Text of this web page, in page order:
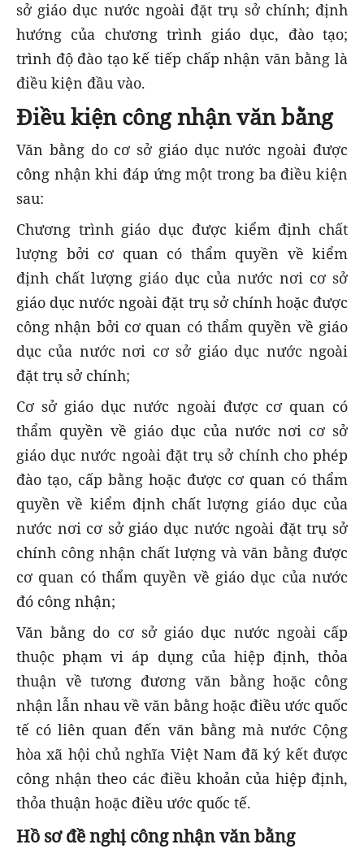
sở giáo dục nước ngoài đặt trụ sở chính; định
hướng của chương trình giáo dục, đào tạo;
trình độ đào tạo kế tiếp chấp nhận văn bằng là
điều kiện đầu vào.
Điều kiện công nhận văn bằng
Văn bằng do cơ sở giáo dục nước ngoài được
công nhận khi đáp ứng một trong ba điều kiện
sau:
Chương trình giáo dục được kiểm định chất
lượng bởi cơ quan có thẩm quyền về kiểm
định chất lượng giáo dục của nước nơi cơ sở
giáo dục nước ngoài đặt trụ sở chính hoặc được
công nhận bởi cơ quan có thẩm quyền về giáo
dục của nước nơi cơ sở giáo dục nước ngoài
đặt trụ sở chính;
Cơ sở giáo dục nước ngoài được cơ quan có
thẩm quyền về giáo dục của nước nơi cơ sở
giáo dục nước ngoài đặt trụ sở chính cho phép
đào tạo, cấp bằng hoặc được cơ quan có thẩm
quyền về kiểm định chất lượng giáo dục của
nước nơi cơ sở giáo dục nước ngoài đặt trụ sở
chính công nhận chất lượng và văn bằng được
cơ quan có thẩm quyền về giáo dục của nước
đó công nhận;
Văn bằng do cơ sở giáo dục nước ngoài cấp
thuộc phạm vi áp dụng của hiệp định, thỏa
thuận về tương đương văn bằng hoặc công
nhận lẫn nhau về văn bằng hoặc điều ước quốc
tế có liên quan đến văn bằng mà nước Cộng
hòa xã hội chủ nghĩa Việt Nam đã ký kết được
công nhận theo các điều khoản của hiệp định,
thỏa thuận hoặc điều ước quốc tế.
Hồ sơ đề nghị công nhận văn bằng